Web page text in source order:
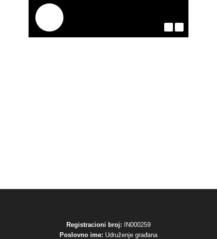
Registracioni broj:
IN000259
Poslovno ime: Udruženje građana